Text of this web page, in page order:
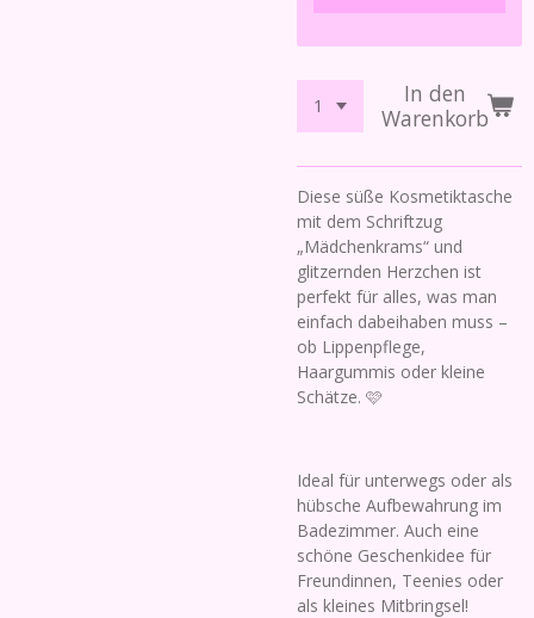
In den
Warenkorb
Diese süße Kosmetiktasche
mit dem Schriftzug
„Mädchenkrams“ und
glitzernden Herzchen ist
perfekt für alles, was man
einfach dabeihaben muss –
ob Lippenpflege,
Haargummis oder kleine
Schätze. 🩷
Ideal für unterwegs oder als
hübsche Aufbewahrung im
Badezimmer. Auch eine
schöne Geschenkidee für
Freundinnen, Teenies oder
als kleines Mitbringsel!